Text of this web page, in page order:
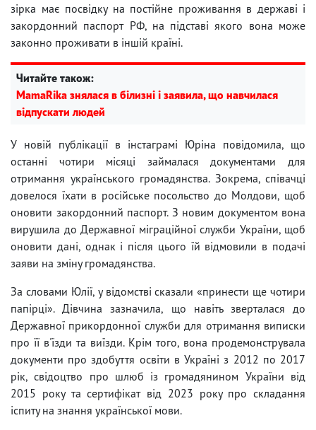
зірка має посвідку на постійне проживання в державі і
закордонний паспорт РФ, на підставі якого вона може
законно проживати в іншій країні.
Читайте також:
MamaRika знялася в білизні і заявила, що навчилася
відпускати людей
У новій публікації в інстаграмі Юріна повідомила, що
останні чотири місяці займалася документами для
отримання українського громадянства. Зокрема, співачці
довелося їхати в російське посольство до Молдови, щоб
оновити закордонний паспорт. З новим документом вона
вирушила до Державної міграційної служби України, щоб
оновити дані, однак і після цього їй відмовили в подачі
заяви на зміну громадянства.
За словами Юлії, у відомстві сказали «принести ще чотири
папірці». Дівчина зазначила, що навіть зверталася до
Державної прикордонної служби для отримання виписки
про її в'їзди та виїзди. Крім того, вона продемонструвала
документи про здобуття освіти в Україні з 2012 по 2017
рік, свідоцтво про шлюб із громадянином України від
2015 року та сертифікат від 2023 року про складання
іспиту на знання української мови.